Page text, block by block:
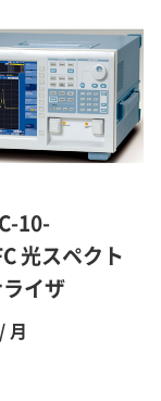
10-
光スペクト
イザ
月